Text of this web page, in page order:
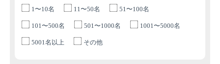
1〜10名 11〜50名 51〜100名
101〜500名 501〜1000名 1001〜5000名
5001名以上 その他